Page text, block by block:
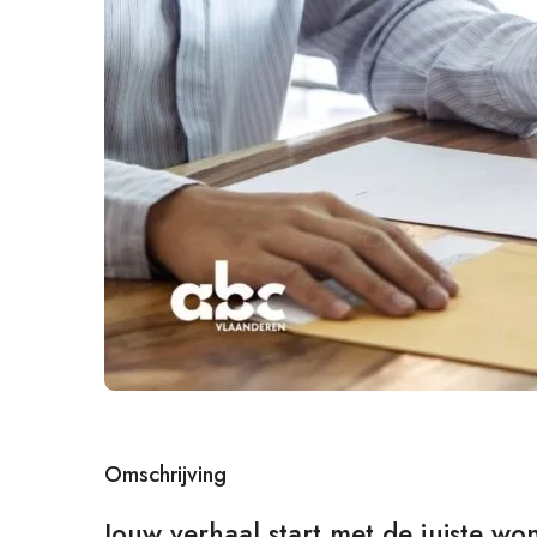
Omschrijving